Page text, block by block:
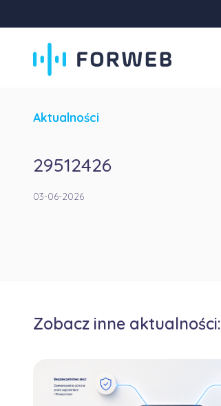
Aktualności
29512426
03-06-2026
Zobacz inne aktualności: